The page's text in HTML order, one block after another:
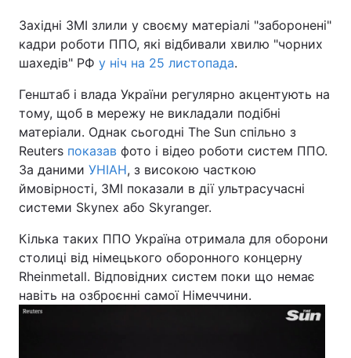
Західні ЗМІ злили у своєму матеріалі "заборонені"
кадри роботи ППО, які відбивали хвилю "чорних
шахедів" РФ у ніч на 25 листопада.
Генштаб і влада України регулярно акцентують на
тому, щоб в мережу не викладали подібні
матеріали. Однак сьогодні The Sun спільно з
Reuters показав фото і відео роботи систем ППО.
За даними УНІАН, з високою часткою
ймовірності, ЗМІ показали в дії ультрасучасні
системи Skynex або Skyranger.
Кілька таких ППО Україна отримала для оборони
столиці від німецького оборонного концерну
Rheinmetall. Відповідних систем поки що немає
навіть на озброєнні самої Німеччини.